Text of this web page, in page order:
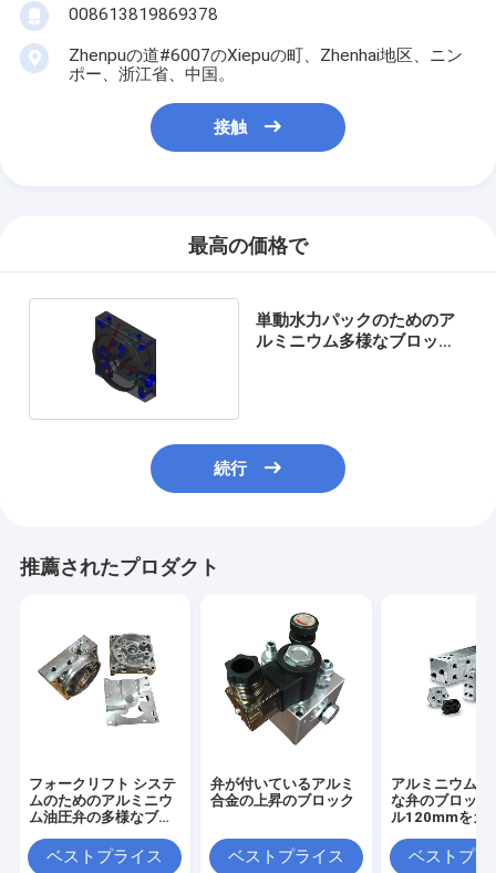
008613819869378
Zhenpuの道#6007のXiepuの町、Zhenhai地区、ニン
ポー、浙江省、中国。
接触
最高の価格で
単動水力パックのためのア
ルミニウム多様なブロック
続行
推薦されたプロダクト
フォークリフト システ
ムのためのアルミニウ
ム油圧弁の多様なブロ
ベストプライス
弁が付いているアルミ
合金の上昇のブロック
ベストプライス
アルミニウム油
な弁のブロック
ル120mmをカ
ベストプラ